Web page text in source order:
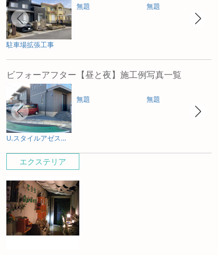
エクステリア
駐車場拡張工事
無題 無題
ビフォーアフター【昼と夜】施工例写真一覧
U.スタイルアゼスト プレミアムタイプ
無題 無題